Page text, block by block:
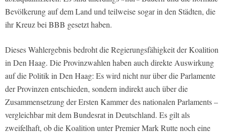
Bevölkerung auf dem Land und teilweise sogar in den Städten, die
ihr Kreuz bei BBB gesetzt haben.
Dieses Wahlergebnis bedroht die Regierungsfähigkeit der Koalition
in Den Haag. Die Provinzwahlen haben auch direkte Auswirkung
auf die Politik in Den Haag: Es wird nicht nur über die Parlamente
der Provinzen entschieden, sondern indirekt auch über die
Zusammensetzung der Ersten Kammer des nationalen Parlaments –
vergleichbar mit dem Bundesrat in Deutschland. Es gilt als
zweifelhaft, ob die Koalition unter Premier Mark Rutte noch eine